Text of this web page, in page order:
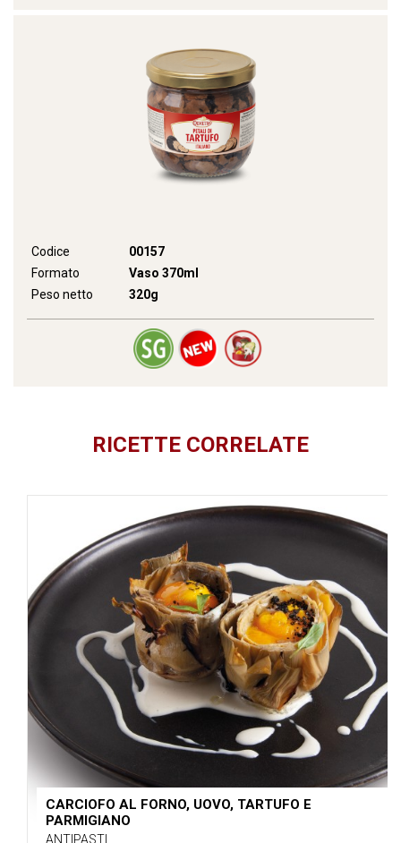
Codice
00157
Formato
Vaso 370ml
Peso netto
320g
RICETTE CORRELATE
CARCIOFO AL FORNO, UOVO, TARTUFO E
PARMIGIANO
ANTIPASTI